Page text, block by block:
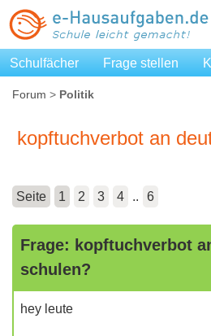
Schulfächer Frage stellen
Forum > Politik
kopftuchverbot an
Seite 1 2 3 4 .. 6
Frage: kopftuchverbot
schulen?
hey leute